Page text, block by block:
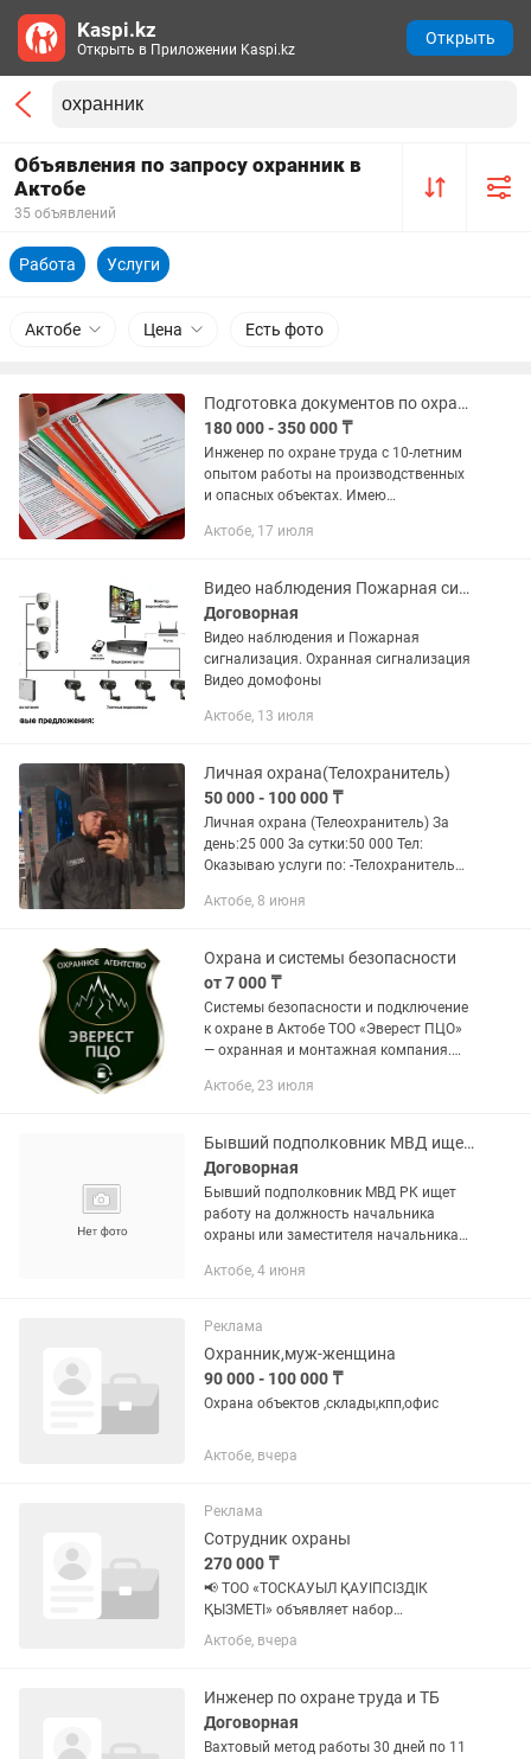
Объявления по запросу охранник в
Актобе
35 объявлений
Работа Услуги
Актобе Цена Есть фото
Подготовка документов по охране труда
180 000 - 350 000 ₸
Инженер по охране труда с 10-летним
опытом работы на производственных
и опасных объектах. Имею
Разрабатываю полный пакет
Актобе, 17 июля
Видео наблюдения Пожарная сигнализация. Охраны сигнализация Видеодомофоны.
Договорная
Видео наблюдения и Пожарная
сигнализация. Охранная сигнализация
Видео домофоны
Актобе, 13 июля
Личная охрана(Телохранитель)
50 000 - 100 000 ₸
Личная охрана (Телеохранитель) За
день:25 000 За сутки:50 000 Тел:
Оказываю услуги по: -Телохранитель
персон -Личная охрана и обеспечение
Актобе, 8 июня
Охрана и системы безопасности
от 7 000 ₸
Системы безопасности и подключение
к охране в Актобе ТОО «Эверест ПЦО»
— охранная и монтажная компания.
обслуживанием систем безопасности
Актобе, 23 июля
Бывший подполковник МВД ищет работу начальником охраны либо заместителем
Договорная
Бывший подполковник МВД РК ищет
работу на должность начальника
охраны или заместителя начальника
органах внутренних дел, руководство
охраны...
Актобе, 4 июня
Реклама
Охранник,муж-женщина
90 000 - 100 000 ₸
Охрана объектов ,склады,кпп,офис
Актобе, вчера
Реклама
Сотрудник охраны
270 000 ₸
📢 ТОО «ТОСКАУЫЛ ҚАУІПСІЗДІК
ҚЫЗМЕТІ» объявляет набор
сотрудников! В связи с расширением
открыты вакансии: Постовые
вакансии Место работы:
Актюбинская...
Актобе, вчера
Инженер по охране труда и ТБ
Договорная
Вахтовый метод работы 30 дней по 11
Kaspi.kz
Открыть в Приложении Kaspi.kz
Открыть